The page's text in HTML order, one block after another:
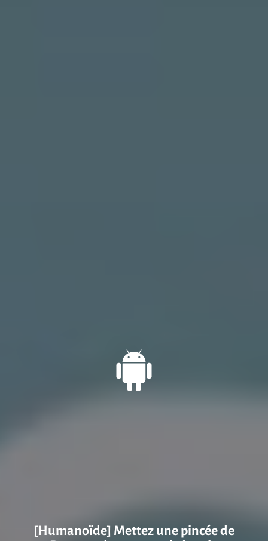
[Humanoïde] Mettez une pincée de